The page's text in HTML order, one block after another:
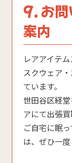
9. お問
案内
レアアイテ
スクウェア
ています。
世田谷区経
アにて出張買
ご自宅に眠
は、ぜひ一度